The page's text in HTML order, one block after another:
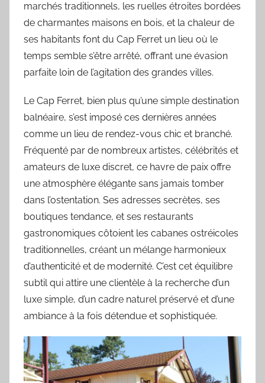
marchés traditionnels, les ruelles étroites bordées
de charmantes maisons en bois, et la chaleur de
ses habitants font du Cap Ferret un lieu où le
temps semble s’être arrêté, offrant une évasion
parfaite loin de l’agitation des grandes villes.
Le Cap Ferret, bien plus qu’une simple destination
balnéaire, s’est imposé ces dernières années
comme un lieu de rendez-vous chic et branché.
Fréquenté par de nombreux artistes, célébrités et
amateurs de luxe discret, ce havre de paix offre
une atmosphère élégante sans jamais tomber
dans l’ostentation. Ses adresses secrètes, ses
boutiques tendance, et ses restaurants
gastronomiques côtoient les cabanes ostréicoles
traditionnelles, créant un mélange harmonieux
d’authenticité et de modernité. C’est cet équilibre
subtil qui attire une clientèle à la recherche d’un
luxe simple, d’un cadre naturel préservé et d’une
ambiance à la fois détendue et sophistiquée.